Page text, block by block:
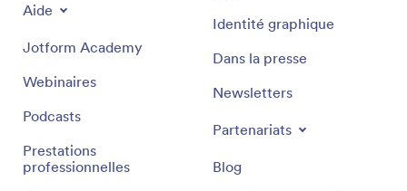
Aide
Jotform Academy
Webinaires
Podcasts
Prestations
professionnelles
Identité graphique
Dans la presse
Newsletters
Partenariats
Blog